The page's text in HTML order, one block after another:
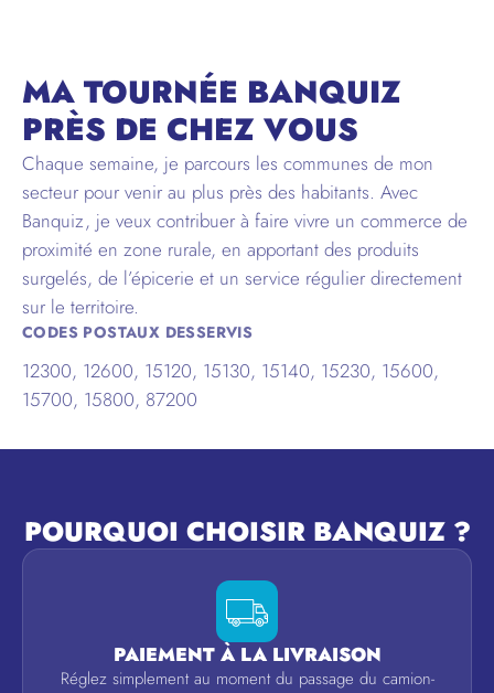
MA TOURNÉE BANQUIZ
PRÈS DE CHEZ VOUS
Chaque semaine, je parcours les communes de mon
secteur pour venir au plus près des habitants. Avec
Banquiz, je veux contribuer à faire vivre un commerce de
proximité en zone rurale, en apportant des produits
surgelés, de l’épicerie et un service régulier directement
sur le territoire.
CODES POSTAUX DESSERVIS
12300, 12600, 15120, 15130, 15140, 15230, 15600,
15700, 15800, 87200
POURQUOI CHOISIR BANQUIZ ?
PAIEMENT À LA LIVRAISON
Réglez simplement au moment du passage du camion-